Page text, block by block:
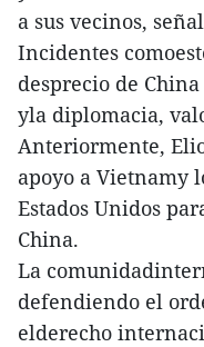
a sus vecinos,
Incidentes
desprecio de
yla diplomacia,
Anteriormente,
apoyo a Vietnamy
Estados Unidos
China.
La
defendiendo el
elderecho